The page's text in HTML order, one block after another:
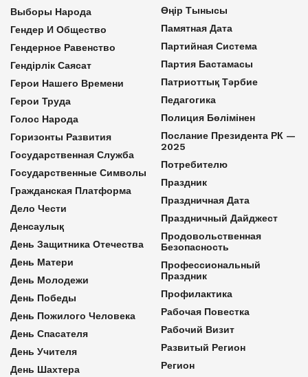
Выборы Народа
Гендер И Общество
Гендерное Равенство
Гендірлік Саясат
Герои Нашего Времени
Герои Труда
Голос Народа
Горизонты Развития
Государственная Служба
Государственные Символы
Гражданская Платформа
Дело Чести
Денсаулық
День Защитника Отечества
День Матери
День Молодежи
День Победы
День Пожилого Человека
День Спасателя
День Учителя
День Шахтера
Өңір Тынысы
Памятная Дата
Партийная Система
Партия Бастамасы
Патриоттық Тәрбие
Педагогика
Полиция Бөлімінен
Послание Президента РК —
2025
Потребителю
Праздник
Праздничная Дата
Праздничный Дайджест
Продовольственная
Безопасность
Профессиональный
Праздник
Профилактика
Рабочая Повестка
Рабочий Визит
Развитый Регион
Регион